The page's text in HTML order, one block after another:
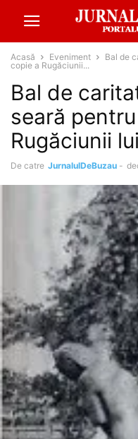
Acasă Eveniment
Bal de
copie a Rugăciunii...
Bal de
seară
Rugăciunii
De catre JurnalulDeBuzau -